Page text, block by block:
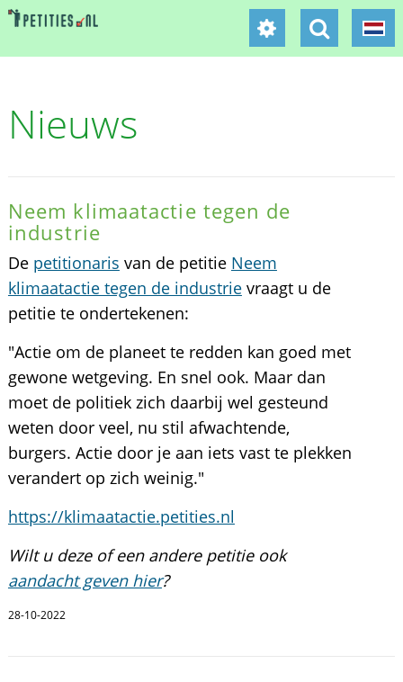
Nieuws
Neem klimaatactie tegen de
industrie
De petitionaris van de petitie Neem
klimaatactie tegen de industrievraagt u de
petitie te ondertekenen:
"Actie om de planeet te redden kan goed met
gewone wetgeving. En snel ook. Maar dan
moet de politiek zich daarbij wel gesteund
weten door veel, nu stil afwachtende,
burgers. Actie door je aan iets vast te plekken
verandert op zich weinig."
https://klimaatactie.petities.nl
Wilt u deze of een andere petitie ook
aandacht geven hier?
28-10-2022